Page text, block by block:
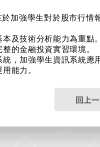
加強學生對於股市行
及技術分析能力為重點。
的金融投資實習環境。
，加強學生資訊系統應
能力。
回上